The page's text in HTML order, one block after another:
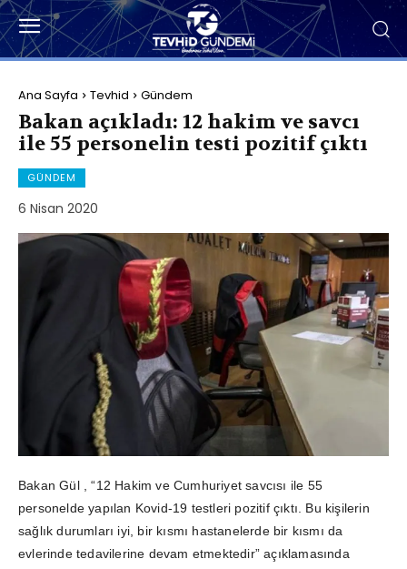
Ana Sayfa Tevhid Gündem
Bakan açıkladı: 12 hakim ve savcı
ile 55 personelin testi pozitif çıktı
GÜNDEM
6 Nisan 2020
Bakan Gül , “12 Hakim ve Cumhuriyet savcısı ile 55
personelde yapılan Kovid-19 testleri pozitif çıktı. Bu kişilerin
sağlık durumları iyi, bir kısmı hastanelerde bir kısmı da
evlerinde tedavilerine devam etmektedir” açıklamasında